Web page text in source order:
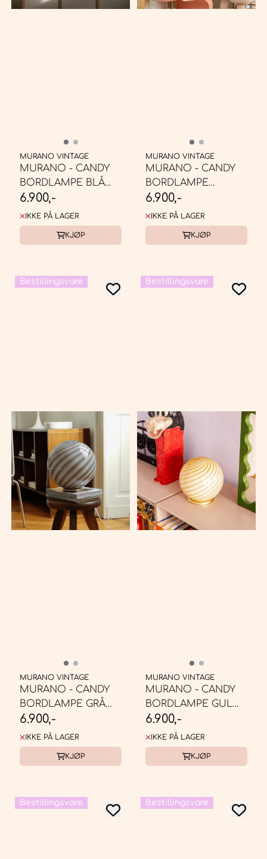
MURANO VINTAGE
MURANO - CANDY
BORDLAMPE BLÅ
SWIRL* ...
6.900,-
IKKE PÅ LAGER
KJØP
MURANO VINTAGE
MURANO - CANDY
BORDLAMPE
BUBBLE GUM SWIRL
* ...
6.900,-
IKKE PÅ LAGER
KJØP
Bestillingsvare
MURANO VINTAGE
MURANO - CANDY
BORDLAMPE GRÅ
6.900,-
IKKE PÅ LAGER
KJØP
Bestillingsvare
MURANO VINTAGE
MURANO - CANDY
BORDLAMPE GUL
SWIRL * ...
6.900,-
IKKE PÅ LAGER
KJØP
Bestillingsvare Bestillingsvare